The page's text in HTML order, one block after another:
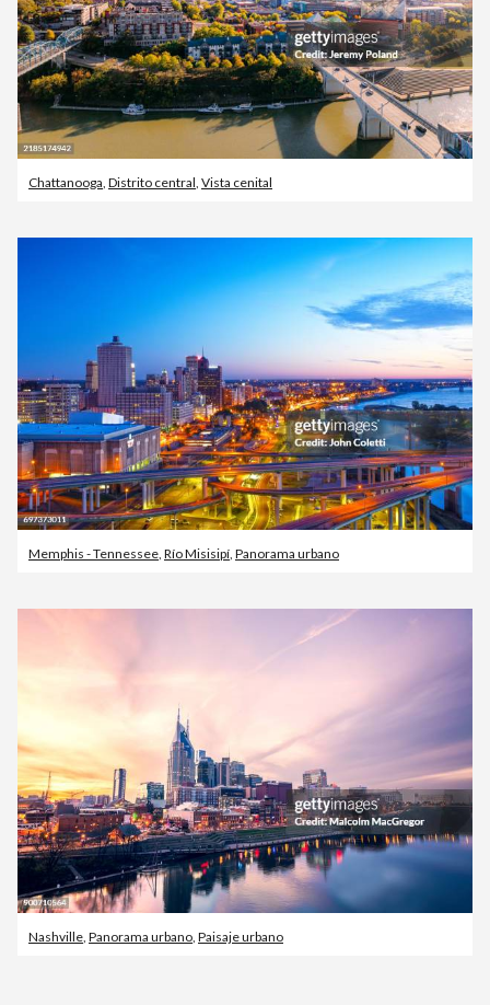
Chattanooga Distrito central Vista cenital
Memphis - Tennessee, Río Misisipí, Panorama urbano
Nashville Panorama urbano Paisaje urbano